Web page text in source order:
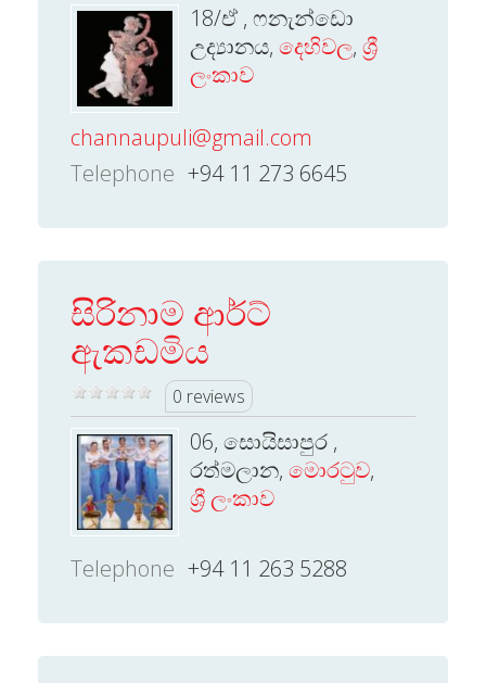
18/ඒ , ෆනැන්ඩො
උද්‍යානය, දෙහිවල, ශ්‍රී
ලංකාව
channaupuli@gmail.com
Telephone +94 11 273 6645
සිරිනාම ආර්ට්
ඇකඩමිය
0 reviews
06, සොයිසාපුර ,
රත්මලාන, මොරටුව,
ශ්‍රී ලංකාව
Telephone +94 11 263 5288